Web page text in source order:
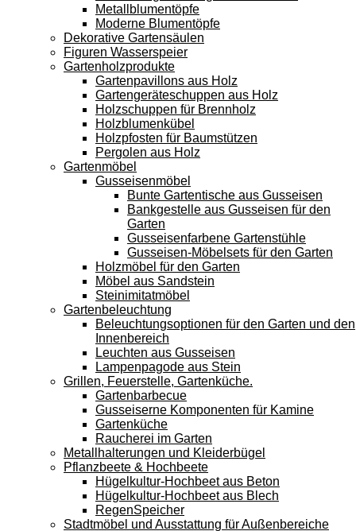
Metallblumentöpfe
Moderne Blumentöpfe
Dekorative Gartensäulen
Figuren Wasserspeier
Gartenholzprodukte
Gartenpavillons aus Holz
Gartengeräteschuppen aus Holz
Holzschuppen für Brennholz
Holzblumenkübel
Holzpfosten für Baumstützen
Pergolen aus Holz
Gartenmöbel
Gusseisenmöbel
Bunte Gartentische aus Gusseisen
Bankgestelle aus Gusseisen für den
Garten
Gusseisenfarbene Gartenstühle
Gusseisen-Möbelsets für den Garten
Holzmöbel für den Garten
Möbel aus Sandstein
Steinimitatmöbel
Gartenbeleuchtung
Beleuchtungsoptionen für den Garten und den
Innenbereich
Leuchten aus Gusseisen
Lampenpagode aus Stein
Grillen, Feuerstelle, Gartenküche.
Gartenbarbecue
Gusseiserne Komponenten für Kamine
Gartenküche
Raucherei im Garten
Metallhalterungen und Kleiderbügel
Pflanzbeete & Hochbeete
Hügelkultur-Hochbeet aus Beton
Hügelkultur-Hochbeet aus Blech
RegenSpeicher
Stadtmöbel und Ausstattung für Außenbereiche